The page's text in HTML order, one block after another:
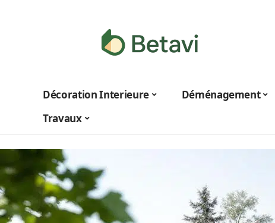
Décoration Interieure Déménagement
Travaux